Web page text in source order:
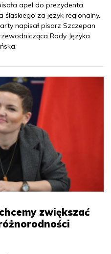
apel do prezydenta
śląskiego za język regionalny.
napisał pisarz Szczepan
Rady Języka
zwiększać